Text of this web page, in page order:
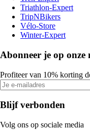
Triathlon-Expert
TripNBikers
Vélo-Store
Winter-Expert
Abonneer je op onze
Profiteer van 10% korting
Blijf verbonden
Volg ons op sociale media